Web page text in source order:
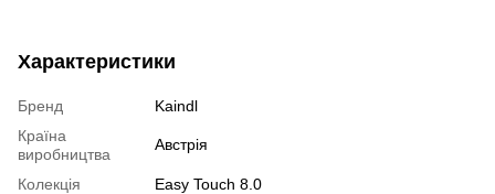
Характеристики
Бренд
Kaindl
Країна
виробництва
Австрія
Колекція
Easy Touch 8.0